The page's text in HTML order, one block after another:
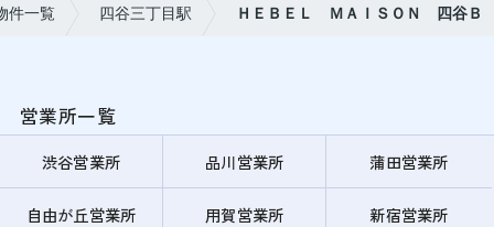
件一覧 四谷三丁目駅 ＨＥＢＥＬ ＭＡＩＳＯＮ 四谷Ｂ
営業所一覧
渋谷営業所 品川営業所 蒲田営業所
自由が丘営業所 用賀営業所 新宿営業所